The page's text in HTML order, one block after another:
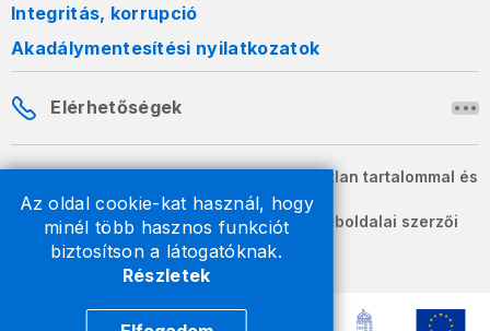
Az oldal cookie-kat használ, hogy
minél több hasznos funkciót
biztosítson a látogatóknak.
Részletek
Integritás, korrupció
Akadálymentesítési nyilatkozatok
Elérhetőségek
A honlapon szereplő információk változatlan tartalommal és
formában szabadon terjeszthetők.
2026 © A Nemzeti Adó- és Vámhivatal weboldalai szerzői
jogvédelem alatt állnak.